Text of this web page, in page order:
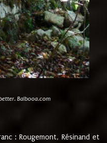
Balbooa.com
: Rougemont, Résinand et